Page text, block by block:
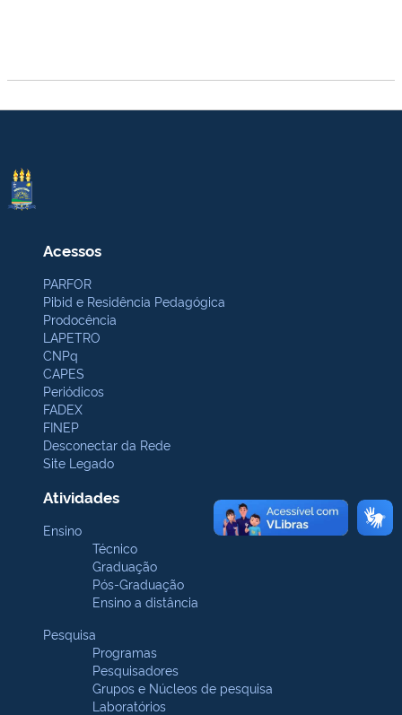
Acessos
PARFOR
Pibid e Residência Pedagógica
Prodocência
LAPETRO
CNPq
CAPES
Periódicos
FADEX
FINEP
Desconectar da Rede
Site Legado
Atividades
Ensino
Técnico
Graduação
Pós-Graduação
Ensino a distância
Pesquisa
Programas
Pesquisadores
Grupos e Núcleos de pesquisa
Laboratórios